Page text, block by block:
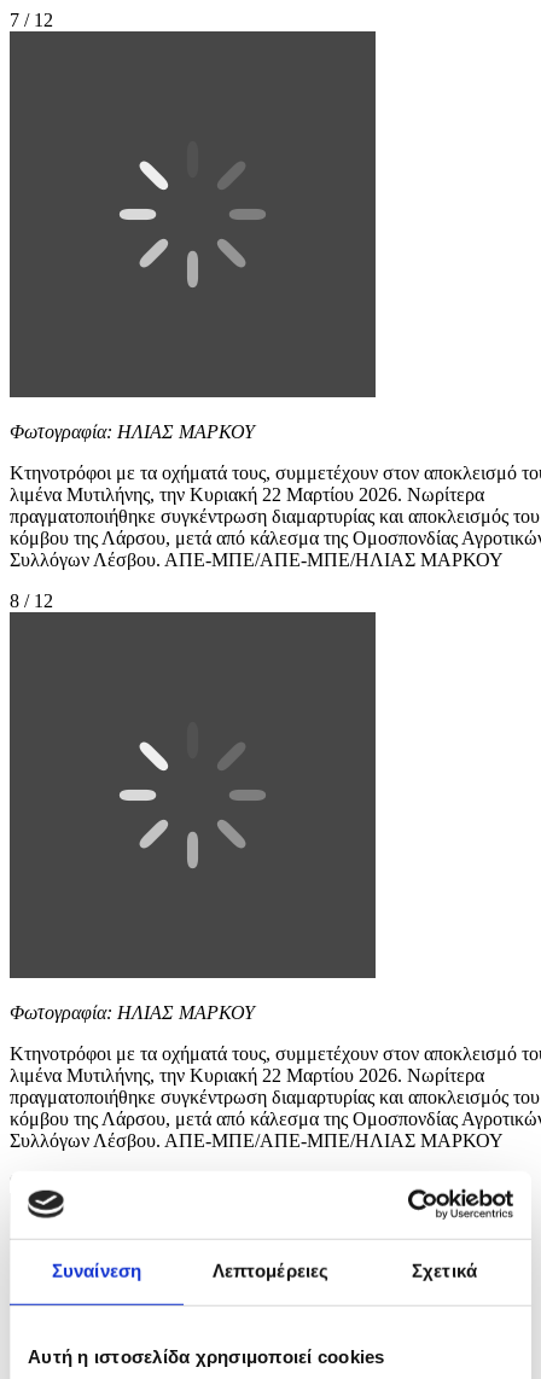
Συναίνεση Λεπτομέρειες Σχετικά
Αυτή η ιστοσελίδα χρησιμοποιεί cookies
7 / 12
Φωτογραφία: ΗΛΙΑΣ ΜΑΡΚΟΥ
Κτηνοτρόφοι με τα οχήματά τους, συμμετέχουν στον αποκλεισμό
λιμένα Μυτιλήνης, την Κυριακή 22 Μαρτίου 2026. Νωρίτερα
πραγματοποιήθηκε συγκέντρωση διαμαρτυρίας και αποκλεισμός του
κόμβου της Λάρσου, μετά από κάλεσμα της Ομοσπονδίας
Συλλόγων Λέσβου. ΑΠΕ-ΜΠΕ/ΑΠΕ-ΜΠΕ/ΗΛΙΑΣ ΜΑΡΚΟΥ
8 / 12
Φωτογραφία: ΗΛΙΑΣ ΜΑΡΚΟΥ
Κτηνοτρόφοι με τα οχήματά τους, συμμετέχουν στον αποκλεισμό
λιμένα Μυτιλήνης, την Κυριακή 22 Μαρτίου 2026. Νωρίτερα
πραγματοποιήθηκε συγκέντρωση διαμαρτυρίας και αποκλεισμός του
κόμβου της Λάρσου, μετά από κάλεσμα της Ομοσπονδίας
Συλλόγων Λέσβου. ΑΠΕ-ΜΠΕ/ΑΠΕ-ΜΠΕ/ΗΛΙΑΣ ΜΑΡΚΟΥ
9 / 12